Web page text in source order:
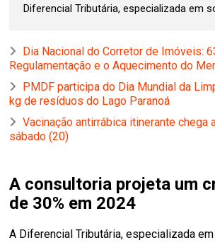
Diferencial Tributária, especializada em
Dia Nacional do Corretor de Imóveis:
Regulamentação e o Aquecimento do
PMDF participa do Dia Mundial da
kg de resíduos do Lago Paranoá
Vacinação antirrábica itinerante chega
sábado (20)
A consultoria projeta um
de 30% em 2024
A Diferencial Tributária, especializada